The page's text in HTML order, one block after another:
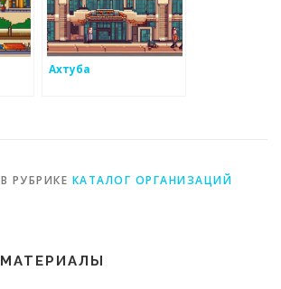
Ахтуба
РУБРИКЕ КАТАЛОГ ОРГАНИЗАЦИЙ